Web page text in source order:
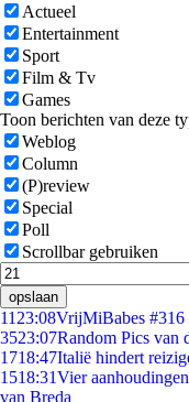
Actueel
Entertainment
Sport
Film & Tv
Games
Toon berichten van deze
Weblog
Column
(P)review
Special
Poll
Scrollbar gebruiken
opslaan
11 23:08VrijMiBabes
3523:07Random Pics van
1718:47Italië hindert
1518:31Vier
van Breda